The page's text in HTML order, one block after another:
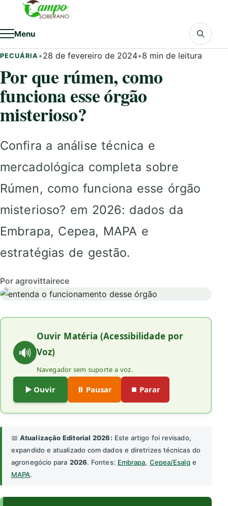
Pular para o conteúdo
Menu
PECUÁRIA •28 de fevereiro de 2024•8 min de leitura
Por que rúmen, como
funciona esse órgão
misterioso?
Confira a análise técnica e
mercadológica completa sobre
Rúmen, como funciona esse órgão
misterioso? em 2026: dados da
Embrapa, Cepea, MAPA e
estratégias de gestão.
Por agrovittairece
🔊
Ouvir Matéria (Acessibilidade por
Voz)
Navegador sem suporte a voz.
▶️ Ouvir ⏸️ Pausar ⏹️ Parar
📅Atualização Editorial 2026: Este artigo foi revisado,
expandido e atualizado com dados e diretrizes técnicas do
agronegócio para 2026. Fontes: Embrapa, Cepea/Esalq e
MAPA.